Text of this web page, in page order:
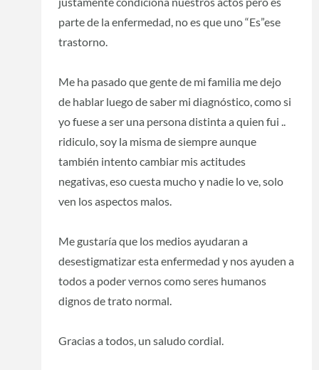
parte de la enfermedad, no es que uno “Es”ese
trastorno.
Me ha pasado que gente de mi familia me dejo
de hablar luego de saber mi diagnóstico, como si
yo fuese a ser una persona distinta a quien fui ..
ridiculo, soy la misma de siempre aunque
también intento cambiar mis actitudes
negativas, eso cuesta mucho y nadie lo ve, solo
ven los aspectos malos.
Me gustaría que los medios ayudaran a
desestigmatizar esta enfermedad y nos ayuden a
todos a poder vernos como seres humanos
dignos de trato normal.
Gracias a todos, un saludo cordial.